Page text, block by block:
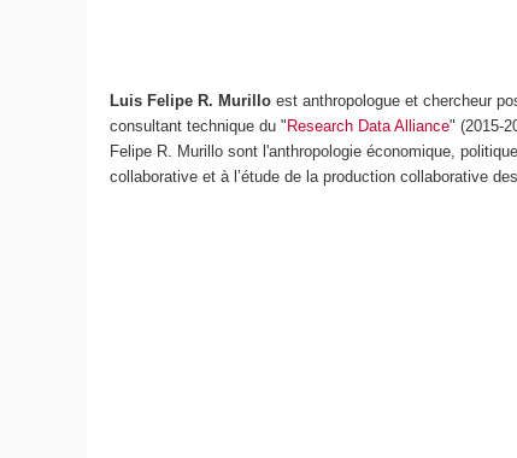
Luis Felipe R. Murillo est anthropologue et chercheur
consultant technique du " Research Data Alliance" (2015-
Felipe R. Murillo sont l'anthropologie économique,
collaborative et à l’étude de la production collaborative